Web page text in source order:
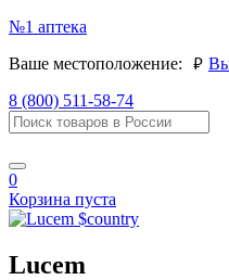
№1 аптека
Ваше местоположение:
руб.
8 (800) 511-58-74
0
Корзина пуста
Lucem